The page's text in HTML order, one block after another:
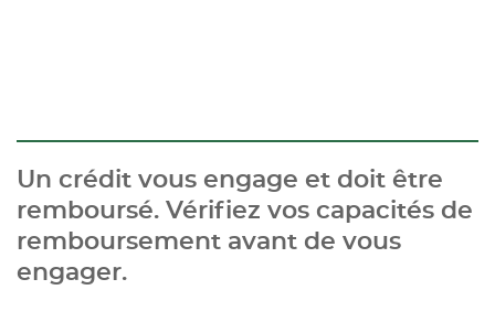
Un crédit vous engage et doit être
remboursé. Vérifiez vos capacités de
remboursement avant de vous
engager.